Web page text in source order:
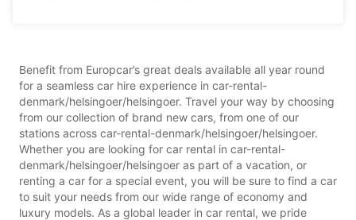
Benefit from Europcar’s great deals available all year round
for a seamless car hire experience in car-rental-
denmark/helsingoer/helsingoer. Travel your way by choosing
from our collection of brand new cars, from one of our
stations across car-rental-denmark/helsingoer/helsingoer.
Whether you are looking for car rental in car-rental-
denmark/helsingoer/helsingoer as part of a vacation, or
renting a car for a special event, you will be sure to find a car
to suit your needs from our wide range of economy and
luxury models. As a global leader in car rental, we pride